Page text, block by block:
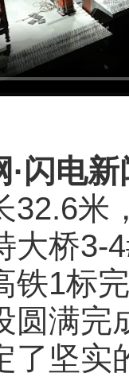
·闪电
32.6米
大桥3-
铁1标
圆满完
了坚实